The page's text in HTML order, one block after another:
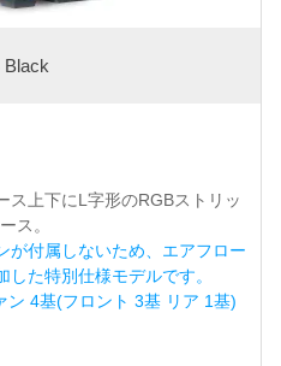
Black
ス上下にL字形のRGBストリッ
ス。
が付属しないため、エアフロー
た特別仕様モデルです。
ン 4基(フロント 3基 リア 1基)